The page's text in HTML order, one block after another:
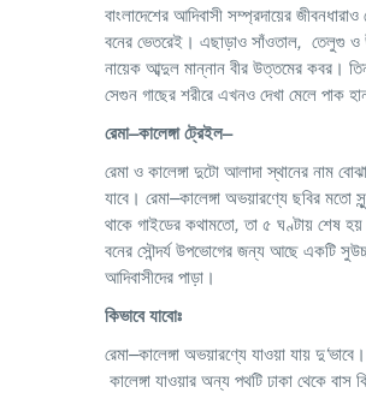
বাংলাদেশের আদিবাসী সম্প্রদায়ের
বনের ভেতরেই। এছাড়াও সাঁওতাল, তেলুগু ও
নায়েক আব্দুল মান্নান বীর উত্তমের কবর।
সেগুন গাছের শরীরে এখনও দেখা মেলে পাক
রেমা–কালেঙ্গাট্রেইল–
রেমা ও কালেঙ্গা দুটো আলাদা স্থানের নাম
যাবে। রেমা–কালেঙ্গাঅভয়ারণ্যে ছবির মতো
থাকে গাইডের কথামতো,তা ৫ ঘণ্টায় শেষ
বনের সৌন্দর্য উপভোগের জন্য আছে একটি
আদিবাসীদের পাড়া।
কিভাবেযাবোঃ
রেমা–কালেঙ্গাঅভয়ারণ্যে যাওয়া যায় দু‘
কালেঙ্গাযাওয়ার অন্য পথটি ঢাকা থেকে বাস